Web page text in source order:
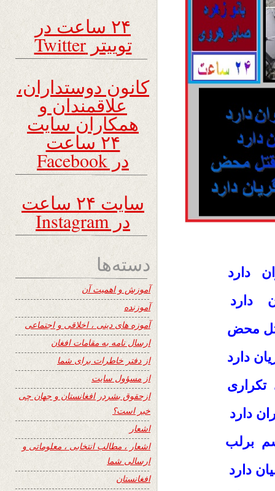
دارد
دارد
محض
دارد
دارد
برلب
دارد
۲۴ ساعت در
توییتر Twitter
کانون دوستداران،
علاقمندان و
همکاران سایت
۲۴ ساعت
در Facebook
سایت ۲۴ ساعت
در Instagram
دسته‌ها
آموزش و اهمیت آن
آموزنده
آموزه های دینی ، اخلاقی و اجتماعی
ارسال نامه به مقامات افغان
از دفتر خاطرات برای شما
از مسؤول سایت
ازحقوق بشردر افغانستان و جهان چی
خبر است؟
اشعار
اشعار ، مطالب انتخابی ، معلوماتی و
ارسالی شما
افغانستان